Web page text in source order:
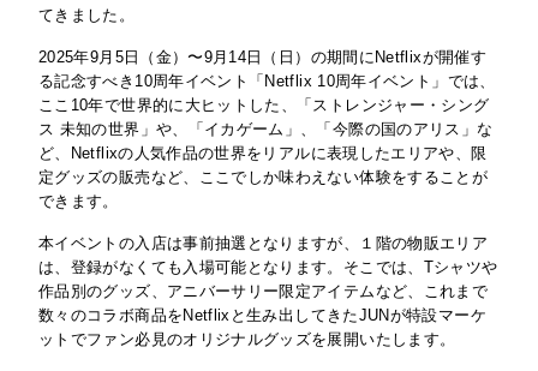
てきました。
2025年9月5日（金）〜9月14日（日）の期間にNetflixが開催す
る記念すべき10周年イベント「Netflix 10周年イベント」では、
ここ10年で世界的に大ヒットした、「ストレンジャー・シング
ス 未知の世界」や、「イカゲーム」、「今際の国のアリス」な
ど、Netflixの人気作品の世界をリアルに表現したエリアや、限
定グッズの販売など、ここでしか味わえない体験をすることが
できます。
本イベントの入店は事前抽選となりますが、１階の物販エリア
は、登録がなくても入場可能となります。そこでは、Tシャツや
作品別のグッズ、アニバーサリー限定アイテムなど、これまで
数々のコラボ商品をNetflixと生み出してきたJUNが特設マーケ
ットでファン必見のオリジナルグッズを展開いたします。